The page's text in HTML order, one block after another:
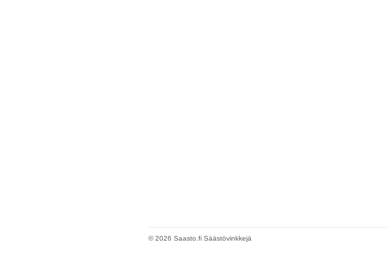
© 2026 Saasto.fi Säästövinkkejä